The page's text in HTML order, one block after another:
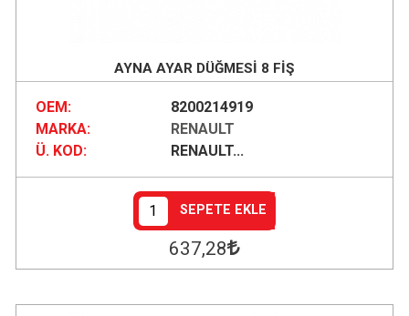
AYNA AYAR DÜĞMESİ 8 FİŞ
OEM:
8200214919
MARKA:
RENAULT
Ü. KOD:
RENAULT...
SEPETE EKLE
637,28